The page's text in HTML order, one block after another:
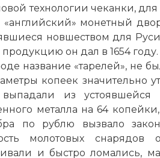
технологии чеканки, для
монетный
новшеством для
он дал в 1654 году.
название «тарелей», не
копеек значительно
из устоявшейся
металла на 64
по рублю вызвало
молотовых снарядов
и быстро ломались,